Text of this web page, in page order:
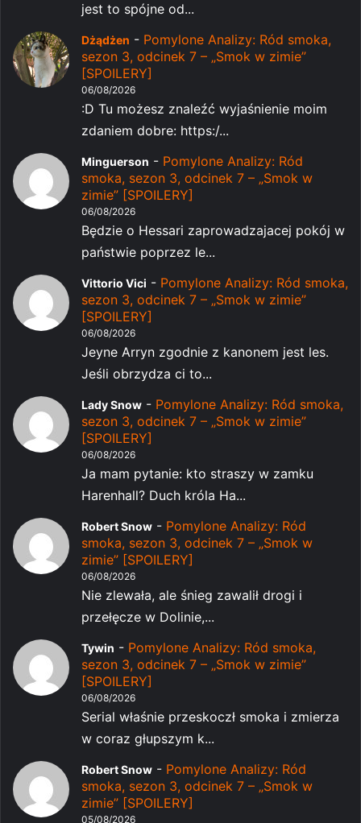
jest to spójne od...
Dżądżen - Pomylone Analizy: Ród smoka,
sezon 3, odcinek 7 – „Smok w zimie”
[SPOILERY]
06/08/2026
:D Tu możesz znaleźć wyjaśnienie moim
zdaniem dobre: https:/...
Minguerson - Pomylone Analizy: Ród
smoka, sezon 3, odcinek 7 – „Smok w
zimie” [SPOILERY]
06/08/2026
Będzie o Hessari zaprowadzajacej pokój w
państwie poprzez le...
Vittorio Vici - Pomylone Analizy: Ród smoka,
sezon 3, odcinek 7 – „Smok w zimie”
[SPOILERY]
06/08/2026
Jeyne Arryn zgodnie z kanonem jest les.
Jeśli obrzydza ci to...
Lady Snow - Pomylone Analizy: Ród smoka,
sezon 3, odcinek 7 – „Smok w zimie”
[SPOILERY]
06/08/2026
Ja mam pytanie: kto straszy w zamku
Harenhall? Duch króla Ha...
Robert Snow - Pomylone Analizy: Ród
smoka, sezon 3, odcinek 7 – „Smok w
zimie” [SPOILERY]
06/08/2026
Nie zlewała, ale śnieg zawalił drogi i
przełęcze w Dolinie,...
Tywin - Pomylone Analizy: Ród smoka,
sezon 3, odcinek 7 – „Smok w zimie”
[SPOILERY]
06/08/2026
Serial właśnie przeskoczł smoka i zmierza
w coraz głupszym k...
Robert Snow - Pomylone Analizy: Ród
smoka, sezon 3, odcinek 7 – „Smok w
zimie” [SPOILERY]
05/08/2026